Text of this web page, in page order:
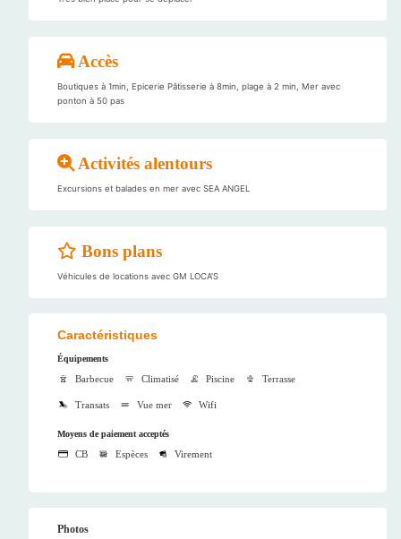
Accès
Boutiques à 1min, Epicerie Pâtisserie à 8min, plage à 2 min, Mer avec
ponton à 50 pas
Activités alentours
Excursions et balades en mer avec SEA ANGEL
Bons plans
Véhicules de locations avec GM LOCA'S
Caractéristiques
Équipements
Barbecue Climatisé Piscine Terrasse
Transats Vue mer Wifi
Moyens de paiement acceptés
CB Espèces Virement
Photos